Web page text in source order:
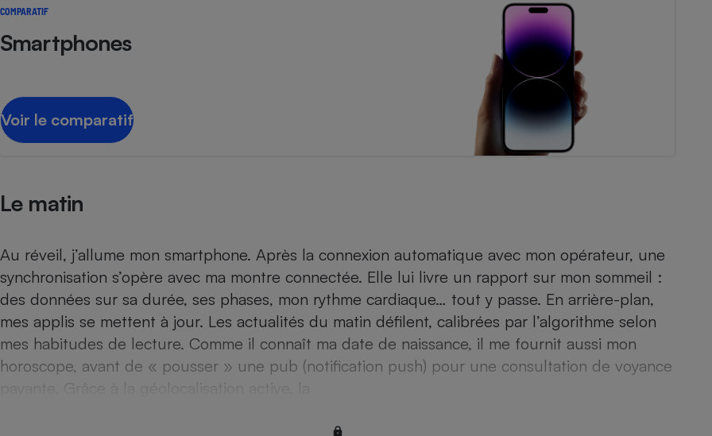
COMPARATIF
Smartphones
Voir le comparatif
Le matin
Au réveil, j’allume mon smartphone. Après la connexion automatique avec mon opérateur, une
synchronisation s’opère avec ma montre connectée. Elle lui livre un rapport sur mon sommeil :
des données sur sa durée, ses phases, mon rythme cardiaque… tout y passe. En arrière-plan,
mes applis se mettent à jour. Les actualités du matin défilent, calibrées par l’algorithme selon
mes habitudes de lecture. Comme il connaît ma date de naissance, il me fournit aussi mon
horoscope, avant de « pousser » une pub (notification push) pour une consultation de voyance
payante. Grâce à la géolocalisation active, la
Four encastrable
Appareil photo
Lessive